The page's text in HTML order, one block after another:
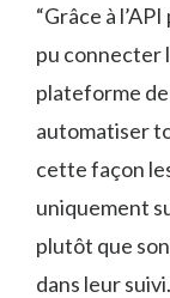
“Grâce à
pu connecter
plateforme
automatiser
cette façon
uniquement
plutôt que
dans leur